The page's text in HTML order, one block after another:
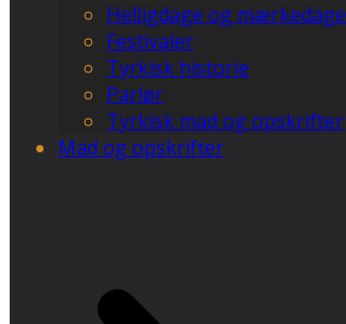
Helligdage og mærkedage
Festivaler
Tyrkisk historie
Parlør
Tyrkisk mad og opskrifter
Mad og opskrifter